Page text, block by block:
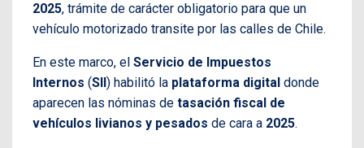
2025, trámite de carácter obligatorio para que un
vehículo motorizado transite por las calles de Chile.
En este marco, el Servicio de Impuestos
Internos (SII) habilitó la plataforma digital donde
aparecen las nóminas de tasación fiscal de
vehículos livianos y pesados de cara a 2025.